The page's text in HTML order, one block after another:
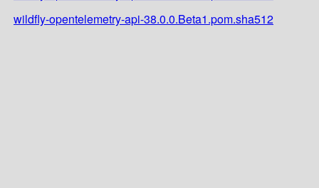
wildfly-opentelemetry-api-38.0.0.Beta1.pom.sha512